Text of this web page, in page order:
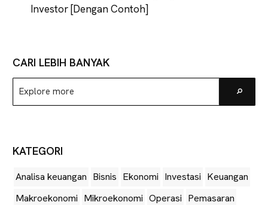
Investor [Dengan Contoh]
CARI LEBIH BANYAK
Explore
more
KATEGORI
Analisa keuangan Bisnis Ekonomi Investasi Keuangan
Makroekonomi Mikroekonomi Operasi Pemasaran